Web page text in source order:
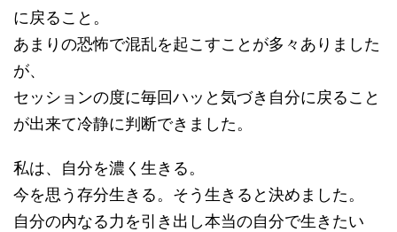
に戻ること。
あまりの恐怖で混乱を起こすことが多々ありました
が、
セッションの度に毎回ハッと気づき自分に戻ること
が出来て冷静に判断できました。
私は、自分を濃く生きる。
今を思う存分生きる。そう生きると決めました。
自分の内なる力を引き出し本当の自分で生きたい